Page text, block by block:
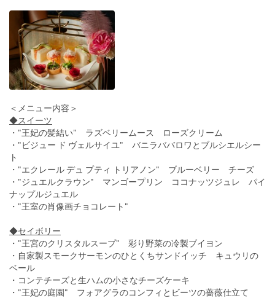
＜メニュー内容＞
◆スイーツ
・"王妃の髪結い" ラズベリームース ローズクリーム
・"ビジュー ド ヴェルサイユ" バニラババロワとブルシエルシー
ト
・"エクレール デュ プティ トリアノン" ブルーベリー チーズ
・"ジュエルクラウン" マンゴープリン ココナッツジュレ パイ
ナップルジュエル
・"王室の肖像画チョコレート"
◆セイボリー
・"王宮のクリスタルスープ" 彩り野菜の冷製ブイヨン
・自家製スモークサーモンのひとくちサンドイッチ キュウリの
ベール
・コンテチーズと生ハムの小さなチーズケーキ
・"王妃の庭園" フォアグラのコンフィとビーツの薔薇仕立て